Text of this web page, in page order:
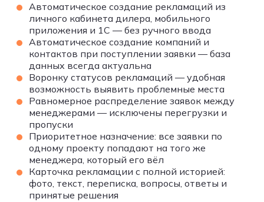
Автоматическое создание рекламаций из
личного кабинета дилера, мобильного
приложения и 1С — без ручного ввода
Автоматическое создание компаний и
контактов при поступлении заявки — база
данных всегда актуальна
Воронку статусов рекламаций — удобная
возможность выявить проблемные места
Равномерное распределение заявок между
менеджерами — исключены перегрузки и
пропуски
Приоритетное назначение: все заявки по
одному проекту попадают на того же
менеджера, который его вёл
Карточка рекламации с полной историей:
фото, текст, переписка, вопросы, ответы и
принятые решения